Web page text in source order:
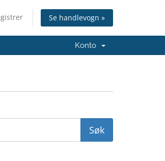
Se handlevogn »
Konto